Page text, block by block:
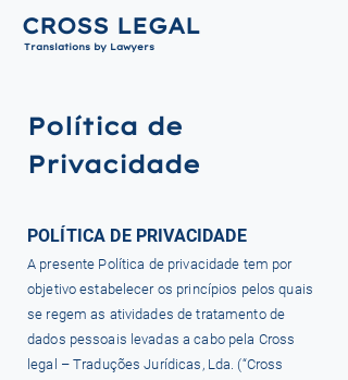
Translations by Lawyers
CROSS LEGAL
Política de
Privacidade
POLÍTICA DE PRIVACIDADE
A presente Política de privacidade tem por
objetivo estabelecer os princípios pelos quais
se regem as atividades de tratamento de
dados pessoais levadas a cabo pela Cross
legal – Traduções Jurídicas, Lda. (“Cross